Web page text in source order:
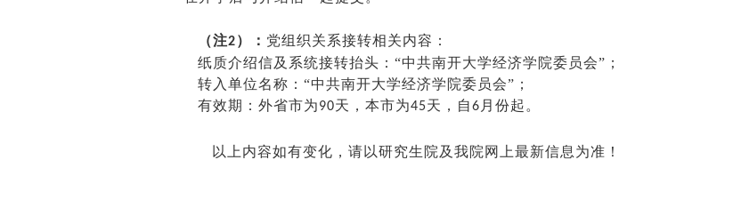
（注2）： 党组织关系接转相关内容：
纸质介绍信及系统接转抬头：“中共南开大学经济学院委员会”；
转入单位名称：“中共南开大学经济学院委员会”；
有效期：外省市为90天，本市为45天，自6 月份起。
以上内容如有变化，请以研究生院及我院网上最新信息为准！